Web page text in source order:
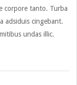
corpore tanto. Turba
adsiduis cingebant.
undas illic.